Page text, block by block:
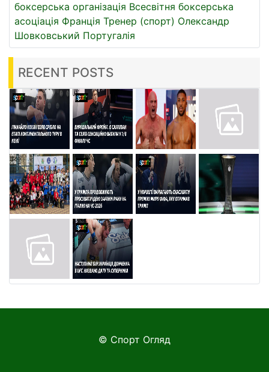
боксерська організація Всесвітня боксерська
асоціація Франція Тренер (спорт) Олександр
Шовковський Португалія
RECENT POSTS
© Спорт Огляд